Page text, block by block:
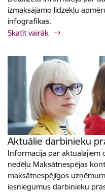
izmaksājamo līdzekļu
infografikas.
Skatīt vairāk
Aktuālie darbinieku
Informācija par aktuālajiem
nedēļu Maksātnespējas
maksātnespējīgos
iesniegumus darbinieku